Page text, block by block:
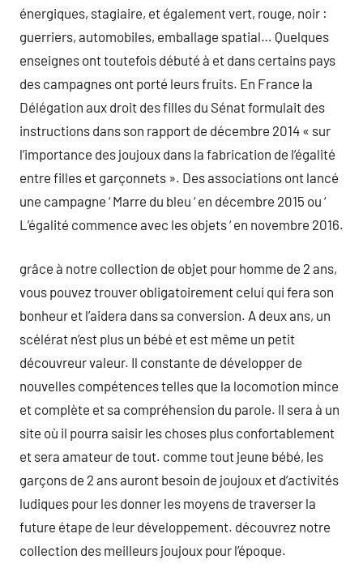
énergiques, stagiaire, et également vert, rouge, noir :
guerriers, automobiles, emballage spatial… Quelques
enseignes ont toutefois débuté à et dans certains pays
des campagnes ont porté leurs fruits. En France la
Délégation aux droit des filles du Sénat formulait des
instructions dans son rapport de décembre 2014 « sur
l’importance des joujoux dans la fabrication de l’égalité
entre filles et garçonnets ». Des associations ont lancé
une campagne ‘ Marre du bleu ‘ en décembre 2015 ou ‘
L’égalité commence avec les objets ‘ en novembre 2016.
grâce à notre collection de objet pour homme de 2 ans,
vous pouvez trouver obligatoirement celui qui fera son
bonheur et l’aidera dans sa conversion. A deux ans, un
scélérat n’est plus un bébé et est même un petit
découvreur valeur. Il constante de développer de
nouvelles compétences telles que la locomotion mince
et complète et sa compréhension du parole. Il sera à un
site où il pourra saisir les choses plus confortablement
et sera amateur de tout. comme tout jeune bébé, les
garçons de 2 ans auront besoin de joujoux et d’activités
ludiques pour les donner les moyens de traverser la
future étape de leur développement. découvrez notre
collection des meilleurs joujoux pour l’époque.